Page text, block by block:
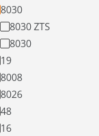
8030
8030 ZTS
8030
19
8008
8026
48
16